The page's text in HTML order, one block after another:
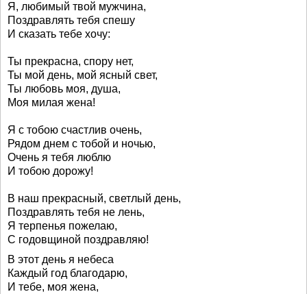
Я, любимый твой мужчина,
Поздравлять тебя спешу
И сказать тебе хочу:
Ты прекрасна, спору нет,
Ты мой день, мой ясный свет,
Ты любовь моя, душа,
Моя милая жена!
Я с тобою счастлив очень,
Рядом днем с тобой и ночью,
Очень я тебя люблю
И тобою дорожу!
В наш прекрасный, светлый день,
Поздравлять тебя не лень,
Я терпенья пожелаю,
С годовщиной поздравляю!
В этот день я небеса
Каждый год благодарю,
И тебе, моя жена,